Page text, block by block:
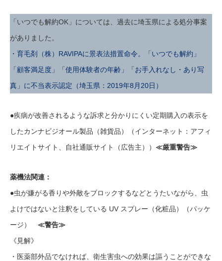
「いつでも解約OK」については、過去に埼玉県による処分事案
がありました。
・育毛剤（株）RAVIPAに景表法措置命令。「いつでも解約」
「顧客満足度」「使用体験者の年齢」「お手入れなし・あり写
真」に不当表示認定（埼玉県：2019年8月20日）
●疾病が改善されるような訴求と分かりにくい定期購入の表示を
したカンナビジオール製品（雑貨品）（インターネット：アフィ
リエイトサイト、自社通販サイト（広告主）） ≪厳重警告≫
薬機法関連：
●虫が嫌がる香りや外敵をブロックするなどとうたいながら、虫
よけではないと注釈をしている UV スプレー（化粧品）（パッケ
ージ） ≪警告≫
《見解》
・医薬部外品でなければ、衛生害虫への効果は謳うことができな